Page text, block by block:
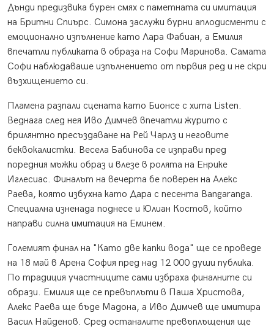
Дънди предизвика бурен смях с паметната си имитация
на Бритни Спиърс. Симона заслужи бурни аплодисменти с
емоционално изпълнение като Лара Фабиан, а Емилия
впечатли публиката в образа на Софи Маринова. Самата
Софи наблюдаваше изпълнението от първия ред и не скри
възхищението си.
Пламена разпали сцената като Бионсе с хита Listen.
Веднага след нея Иво Димчев впечатли журито с
брилянтно пресъздаване на Рей Чарлз и неговите
беквокалистки. Весела Бабинова се изправи пред
поредния мъжки образ и влезе в ролята на Енрике
Иглесиас. Финалът на вечерта бе поверен на Алекс
Раева, която избухна като Дара с песента Bangaranga.
Специална изненада поднесе и Юлиан Костов, който
направи силна имитация на Еминем.
Големият финал на "Като две капки вода" ще се проведе
на 18 май в Арена София пред над 12 000 души публика.
По традиция участниците сами избраха финалните си
образи. Емилия ще се превъплъти в Паша Христова,
Алекс Раева ще бъде Мадона, а Иво Димчев ще имитира
Васил Найденов. Сред останалите превъплъщения ще